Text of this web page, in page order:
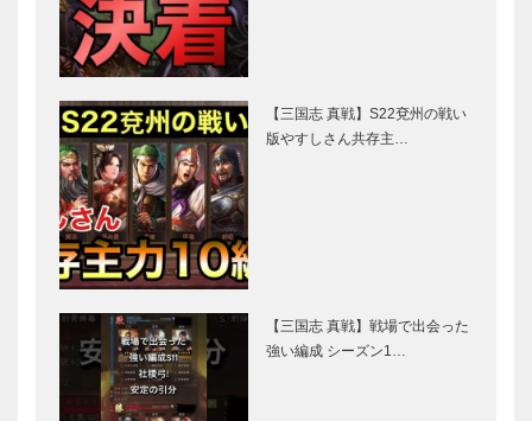
【三国志 真戦】S22兗州の戦い
版やすしさん共存主…
【三国志 真戦】戦場で出会った
強い編成 シーズン1…